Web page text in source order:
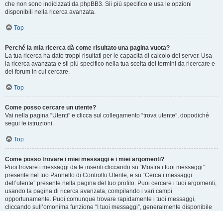
che non sono indicizzati da phpBB3. Sii più specifico e usa le opzioni
disponibili nella ricerca avanzata.
Top
Perché la mia ricerca dà come risultato una pagina vuota?
La tua ricerca ha dato troppi risultati per le capacità di calcolo del server. Usa
la ricerca avanzata e sii più specifico nella tua scelta dei termini da ricercare e
dei forum in cui cercare.
Top
Come posso cercare un utente?
Vai nella pagina “Utenti” e clicca sul collegamento “trova utente”, dopodiché
segui le istruzioni.
Top
Come posso trovare i miei messaggi e i miei argomenti?
Puoi trovare i messaggi da te inseriti cliccando su “Mostra i tuoi messaggi”
presente nel tuo Pannello di Controllo Utente, e su “Cerca i messaggi
dell’utente” presente nella pagina del tuo profilo. Puoi cercare i tuoi argomenti,
usando la pagina di ricerca avanzata, compilando i vari campi
opportunamente. Puoi comunque trovare rapidamente i tuoi messaggi,
cliccando sull’omonima funzione “I tuoi messaggi”, generalmente disponibile